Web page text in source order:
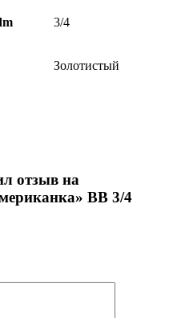
3/4
Золотистый
отзыв на
ВB 3/4